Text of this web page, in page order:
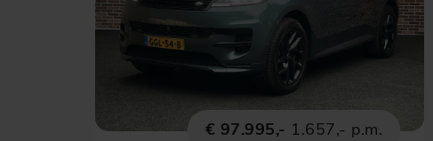
€ 97.995,- 1.657,- p.m.